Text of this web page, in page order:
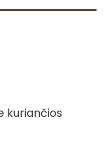
kuriančios